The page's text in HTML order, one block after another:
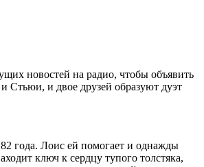
новостей на радио, чтобы объявить
Стьюи, и двое друзей образуют дуэт
года. Лоис ей помогает и однажды
ключ к сердцу тупого толстяка,